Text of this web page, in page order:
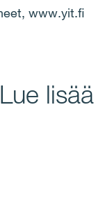
www.yit.fi
Lue lisää